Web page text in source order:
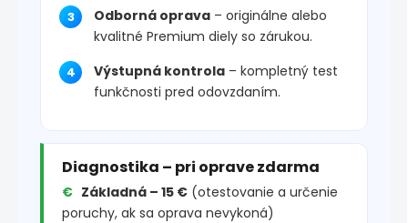
Odborná oprava – originálne alebo
kvalitné Premium diely so zárukou.
Výstupná kontrola – kompletný test
funkčnosti pred odovzdaním.
Diagnostika – pri oprave zdarma
Základná – 15 € (otestovanie a určenie
poruchy, ak sa oprava nevykoná)